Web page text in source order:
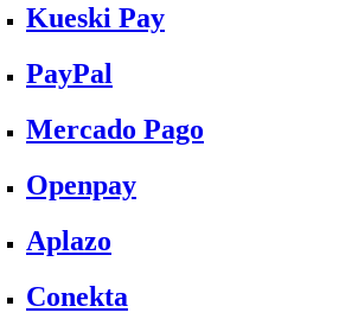
Kueski Pay
PayPal
Mercado Pago
Openpay
Aplazo
Conekta